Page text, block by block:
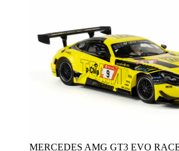
MERCEDES AMG GT3 EVO